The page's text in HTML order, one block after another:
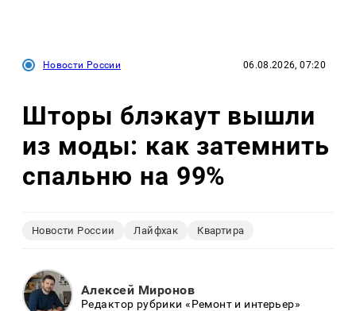
Новости России 06.08.2026, 07:20
Шторы блэкаут вышли
из моды: как затемнить
спальню на 99%
Новости России Лайфхак Квартира
Алексей Миронов
Редактор рубрики «Ремонт и интерьер»